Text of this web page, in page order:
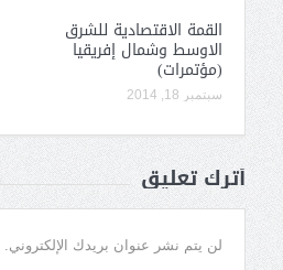
القمة الاقتصادية للشرق
الاوسط وشمال إفريقيا
(مؤتمرات)
سبتمبر 18, 2014
أترك تعليق
لن يتم نشر عنوان بريدك الإلكتروني.